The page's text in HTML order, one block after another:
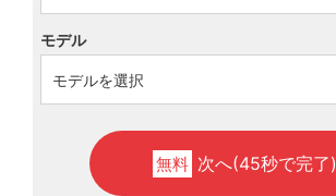
モデル
無料 次へ(45秒で完了)